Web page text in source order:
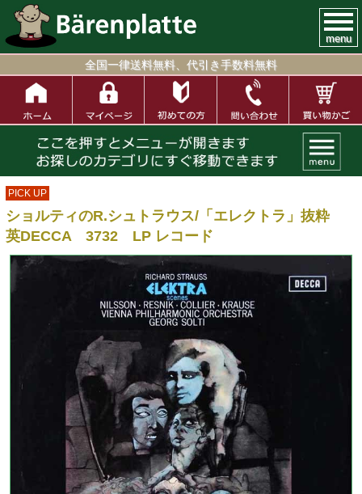
menu
全国一律送料無料、代引き手数料無料
PICK UP
ショルティのR.シュトラウス/「エレクトラ」抜粋
英DECCA 3732 LP レコード